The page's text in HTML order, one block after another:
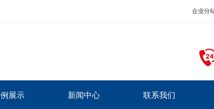
企业分
展示 新闻中心 联系我们